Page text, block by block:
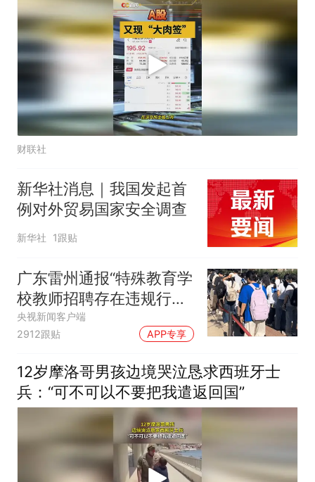
财联社
新华社消息｜我国发起首
例对外贸易国家安全调查
新华社 1跟贴
广东雷州通报“特殊教育学
校教师招聘存在违规行
为”：已启动问责程序 副
校长被停职
央视新闻客户端
2912跟贴
APP专享
12岁摩洛哥男孩边境哭泣恳求西班牙士
兵：“可不可以不要把我遣返回国”